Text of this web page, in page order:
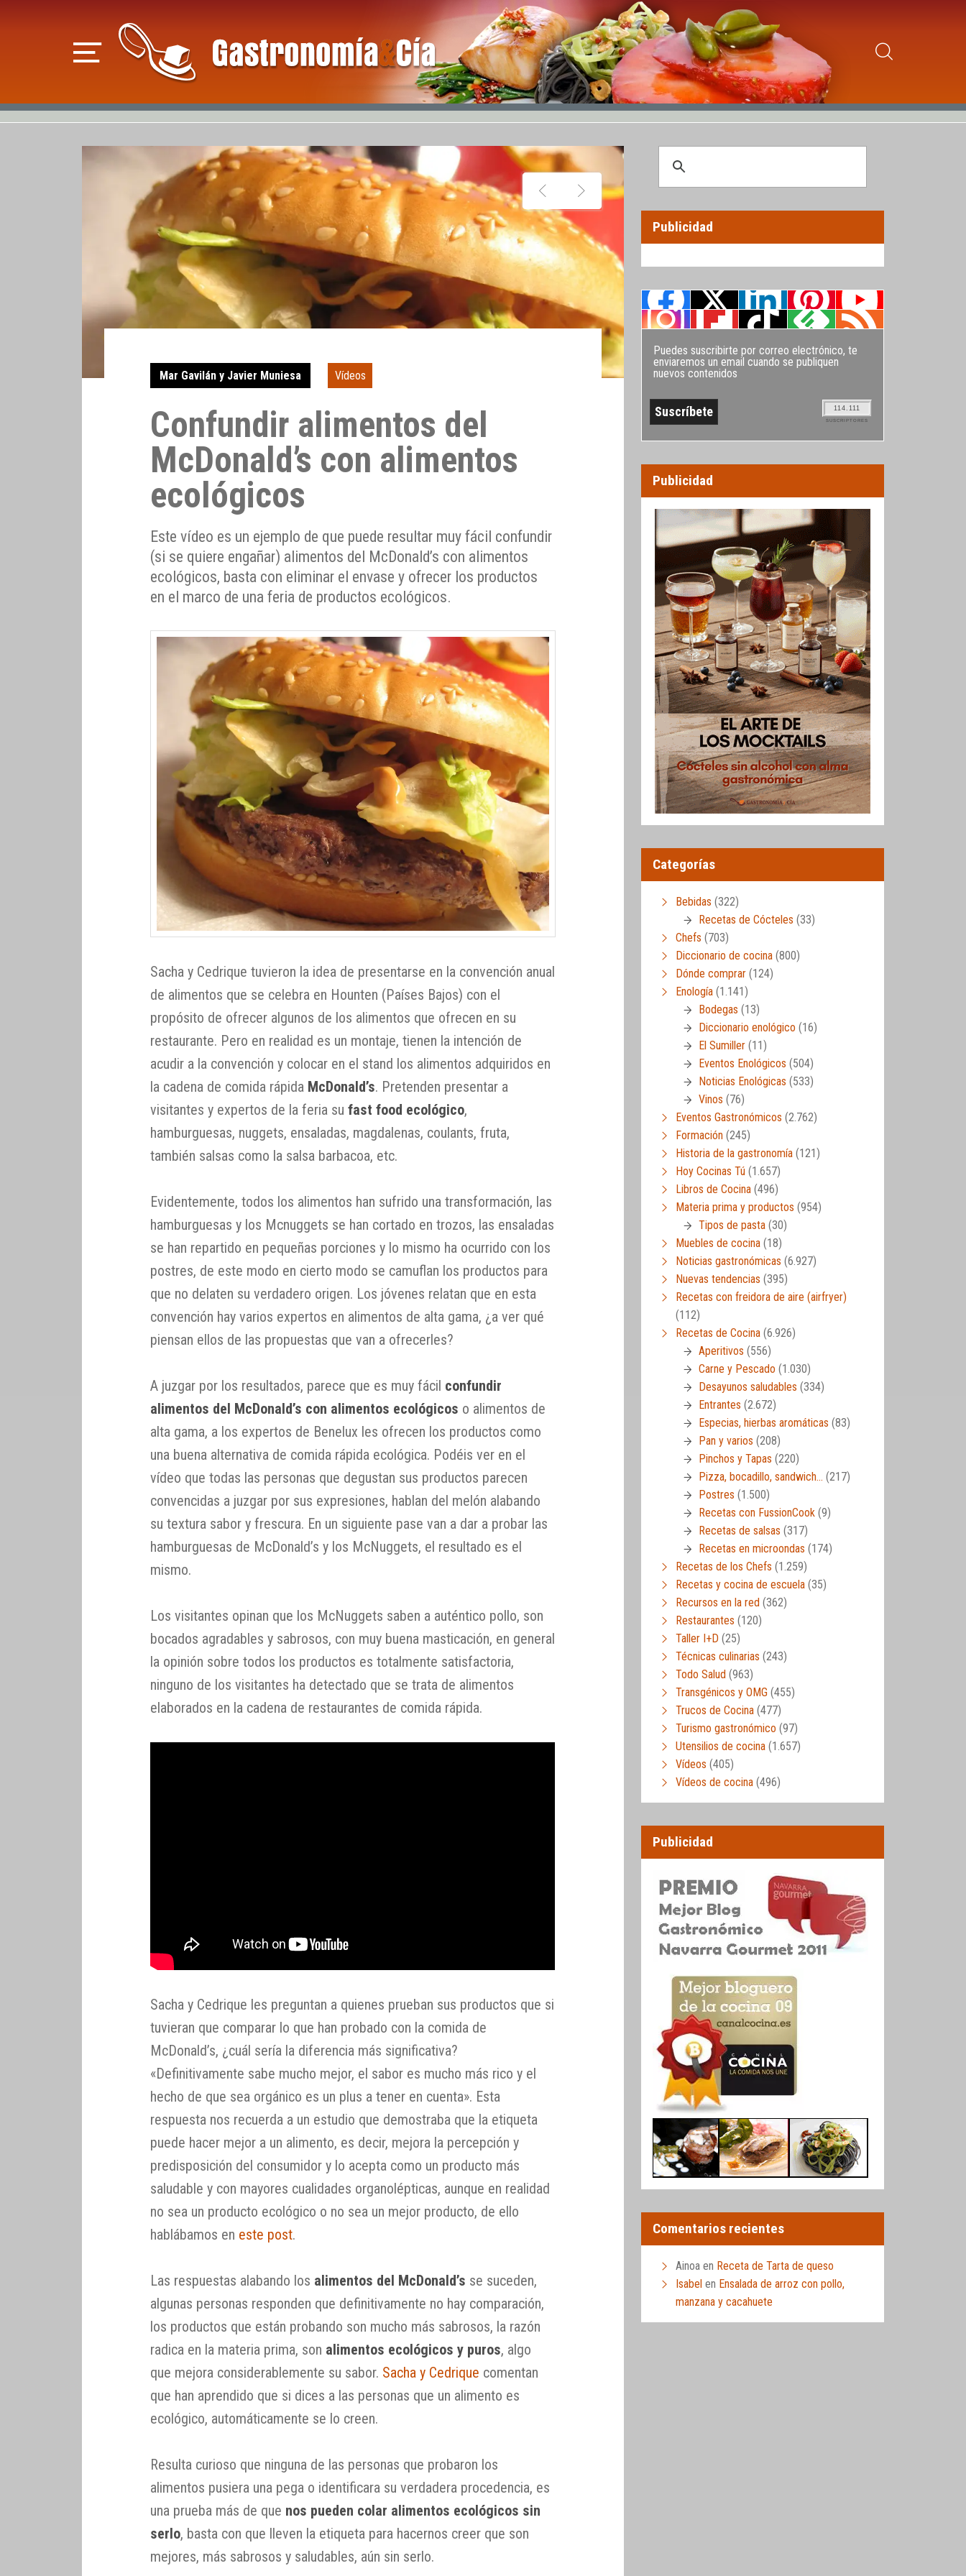
Mar Gavilán y Javier Muniesa Vídeos
Confundir alimentos del
McDonald’s con alimentos
ecológicos
Este vídeo es un ejemplo de que puede resultar muy fácil confundir
(si se quiere engañar) alimentos del McDonald’s con alimentos
ecológicos, basta con eliminar el envase y ofrecer los productos
en el marco de una feria de productos ecológicos.
Sacha y Cedrique tuvieron la idea de presentarse en la convención anual
de alimentos que se celebra en Hounten (Países Bajos) con el
propósito de ofrecer algunos de los alimentos que ofrecen en su
restaurante. Pero en realidad es un montaje, tienen la intención de
acudir a la convención y colocar en el stand los alimentos adquiridos en
la cadena de comida rápida McDonald’s. Pretenden presentar a
visitantes y expertos de la feria sufast food ecológico,
hamburguesas, nuggets, ensaladas, magdalenas, coulants, fruta,
también salsas como la salsa barbacoa, etc.
Evidentemente, todos los alimentos han sufrido una transformación, las
hamburguesas y los Mcnuggets se han cortado en trozos, las ensaladas
se han repartido en pequeñas porciones y lo mismo ha ocurrido con los
postres, de este modo en cierto modo se camuflan los productos para
que no delaten su verdadero origen. Los jóvenes relatan que en esta
convención hay varios expertos en alimentos de alta gama, ¿a ver qué
piensan ellos de las propuestas que van a ofrecerles?
A juzgar por los resultados, parece que es muy fácil confundir
alimentos del McDonald’s con alimentos ecológicos o alimentos de
alta gama, a los expertos de Benelux les ofrecen los productos como
una buena alternativa de comida rápida ecológica. Podéis ver en el
vídeo que todas las personas que degustan sus productos parecen
convencidas a juzgar por sus expresiones, hablan del melón alabando
su textura sabor y frescura. En un siguiente pase van a dar a probar las
hamburguesas de McDonald’s y los McNuggets, el resultado es el
mismo.
Los visitantes opinan que los McNuggets saben a auténtico pollo, son
bocados agradables y sabrosos, con muy buena masticación, en general
la opinión sobre todos los productos es totalmente satisfactoria,
ninguno de los visitantes ha detectado que se trata de alimentos
elaborados en la cadena de restaurantes de comida rápida.
Sacha y Cedrique les preguntan a quienes prueban sus productos que si
tuvieran que comparar lo que han probado con la comida de
McDonald’s, ¿cuál sería la diferencia más significativa?
«Definitivamente sabe mucho mejor, el sabor es mucho más rico y el
hecho de que sea orgánico es un plus a tener en cuenta». Esta
respuesta nos recuerda a un estudio que demostraba que la etiqueta
puede hacer mejor a un alimento, es decir, mejora la percepción y
predisposición del consumidor y lo acepta como un producto más
saludable y con mayores cualidades organolépticas, aunque en realidad
no sea un producto ecológico o no sea un mejor producto, de ello
hablábamos en este post.
Las respuestas alabando los alimentos del McDonald’s se suceden,
algunas personas responden que definitivamente no hay comparación,
los productos que están probando son mucho más sabrosos, la razón
radica en la materia prima, son alimentos ecológicos y puros, algo
que mejora considerablemente su sabor. Sacha y Cedrique comentan
que han aprendido que si dices a las personas que un alimento es
ecológico, automáticamente se lo creen.
Resulta curioso que ninguna de las personas que probaron los
alimentos pusiera una pega o identificara su verdadera procedencia, es
una prueba más de que nos pueden colar alimentos ecológicos sin
serlo, basta con que lleven la etiqueta para hacernos creer que son
mejores, más sabrosos y saludables, aún sin serlo.
Publicidad
Puedes suscribirte por correo electrónico, te
enviaremos un email cuando se publiquen
nuevos contenidos
114.111
SUSCRIPTORES
Publicidad
Categorías
Bebidas (322)
Recetas de Cócteles (33)
Chefs (703)
Diccionario de cocina (800)
Dónde comprar (124)
Enología (1.141)
Bodegas (13)
Diccionario enológico (16)
El Sumiller (11)
Eventos Enológicos (504)
Noticias Enológicas (533)
Vinos (76)
Eventos Gastronómicos (2.762)
Formación (245)
Historia de la gastronomía (121)
Hoy Cocinas Tú (1.657)
Libros de Cocina (496)
Materia prima y productos (954)
Tipos de pasta (30)
Muebles de cocina (18)
Noticias gastronómicas (6.927)
Nuevas tendencias (395)
Recetas con freidora de aire (airfryer)
(112)
Recetas de Cocina (6.926)
Aperitivos (556)
Carne y Pescado (1.030)
Desayunos saludables (334)
Entrantes (2.672)
Especias, hierbas aromáticas (83)
Pan y varios (208)
Pinchos y Tapas (220)
Pizza, bocadillo, sandwich… (217)
Postres (1.500)
Recetas con FussionCook (9)
Recetas de salsas (317)
Recetas en microondas (174)
Recetas de los Chefs (1.259)
Recetas y cocina de escuela (35)
Recursos en la red (362)
Restaurantes (120)
Taller I+D (25)
Técnicas culinarias (243)
Todo Salud (963)
Transgénicos y OMG (455)
Trucos de Cocina (477)
Turismo gastronómico (97)
Utensilios de cocina (1.657)
Vídeos (405)
Vídeos de cocina (496)
Publicidad
Comentarios recientes
Ainoa en Receta de Tarta de queso
Isabel en Ensalada de arroz con pollo,
manzana y cacahuete